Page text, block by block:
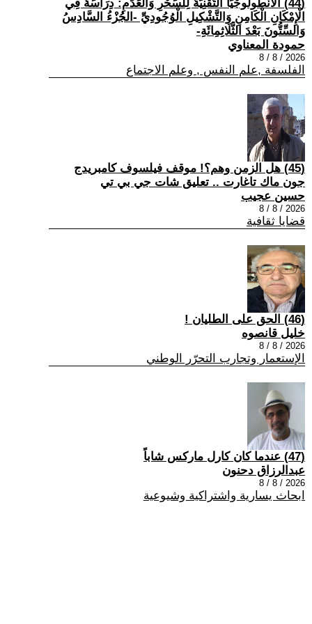
(44) الْأَنْطُولُوجْيَا التِّقْنِيَّةُ لِلسِّحْرِ وَالْعَدَمِ: دِرَاسَةٌ فِي
الْإِمْكَانِ الْكَامِنِ وَالتَّشْكِيلِ الْوُجُودِيِّ -الجُزْءُ السَّادِسُ
وَالسِّتُّونَ بَعْدَ الثَّلَاثِمِائَةِ-
حمودة المعناوي
2026 / 8 / 8
الفلسفة ,علم النفس , وعلم الاجتماع
(45) هل الزمن وهم؟! موقف فيلسوف كامبريدج
جون ماك تاغارت .. تعليق شات جي بي تي
حسين عجيب
2026 / 8 / 8
قضايا ثقافية
(46) الحق على الطليان !
خليل قانصوه
2026 / 8 / 8
الإستعمار وتجارب التحرّر الوطني
(47) عندما كان كارل ماركس شاباً
عبدالرزاق دحنون
2026 / 8 / 8
ابحاث يسارية واشتراكية وشيوعية